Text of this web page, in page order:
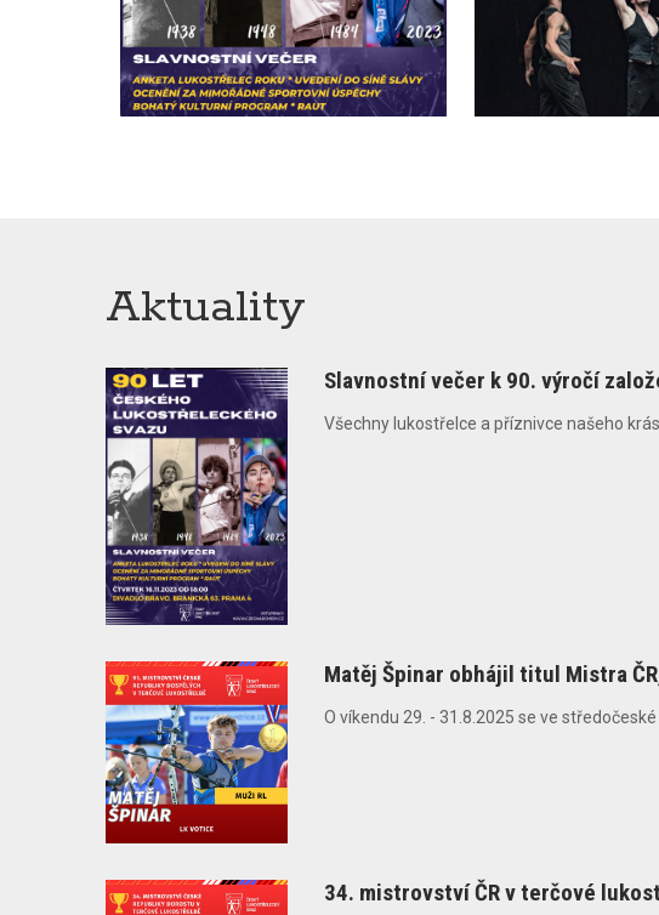
Aktuality
Slavnostní večer k 90. výročí
Všechny lukostřelce a příznivce našeho
Matěj Špinar obhájil titul Mistra
O víkendu 29. - 31.8.2025 se ve
34. mistrovství ČR v terčové